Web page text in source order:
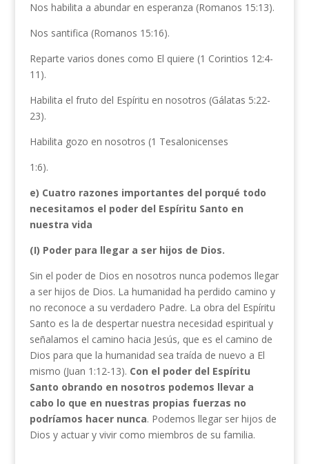
Nos habilita a abundar en esperanza (Romanos 15:13).
Nos santifica (Romanos 15:16).
Reparte varios dones como El quiere (1 Corintios 12:4-
11).
Habilita el fruto del Espíritu en nosotros (Gálatas 5:22-
23).
Habilita gozo en nosotros (1 Tesalonicenses
1:6).
e) Cuatro razones importantes del porqué todo
necesitamos el poder del Espíritu Santo en
nuestra vida
(I) Poder para llegar a ser hijos de Dios.
Sin el poder de Dios en nosotros nunca podemos llegar
a ser hijos de Dios. La humanidad ha perdido camino y
no reconoce a su verdadero Padre. La obra del Espíritu
Santo es la de despertar nuestra necesidad espiritual y
señalamos el camino hacia Jesús, que es el camino de
Dios para que la humanidad sea traída de nuevo a El
mismo (Juan 1:12-13). Con el poder del Espíritu
Santo obrando en nosotros podemos llevar a
cabo lo que en nuestras propias fuerzas no
podríamos hacer nunca. Podemos llegar ser hijos de
Dios y actuar y vivir como miembros de su familia.